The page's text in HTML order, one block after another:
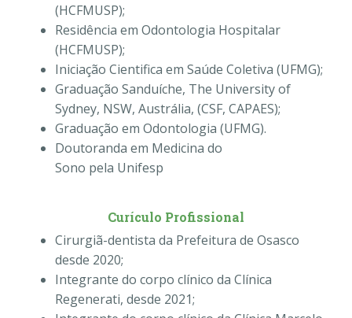
(HCFMUSP);
Residência em Odontologia Hospitalar
(HCFMUSP);
Iniciação Cientifica em Saúde Coletiva (UFMG);
Graduação Sanduíche, The University of
Sydney, NSW, Austrália, (CSF, CAPAES);
Graduação em Odontologia (UFMG).
Doutoranda em Medicina do
Sono pela Unifesp
Curículo Profissional
Cirurgiã-dentista da Prefeitura de Osasco
desde 2020;
Integrante do corpo clínico da Clínica
Regenerati, desde 2021;